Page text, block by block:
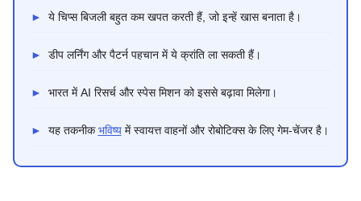
► ये चिप्स बिजली बहुत कम खपत करती हैं, जो इन्हें खास बनाता है।
► डीप लर्निंग और पैटर्न पहचान में ये क्रांति ला सकती हैं।
► भारत में AI रिसर्च और स्पेस मिशन को इससे बढ़ावा मिलेगा।
► यह तकनीकभविष्यमें स्वायत्त वाहनों और रोबोटिक्स के लिए गेम-चेंजर है।